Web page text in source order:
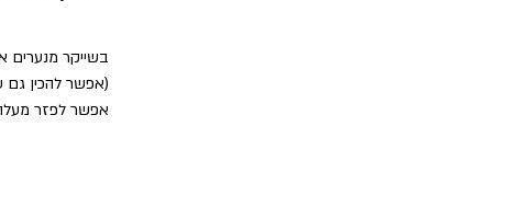
בשייקר מנערים
(אפשר להכין גם
אפשר לפזר